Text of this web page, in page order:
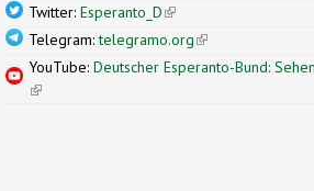
Twitter:Esperanto_D(link is external)
Telegram:telegramo.org(link is external)
YouTube:Deutscher Esperanto-Bund:
(link is external)